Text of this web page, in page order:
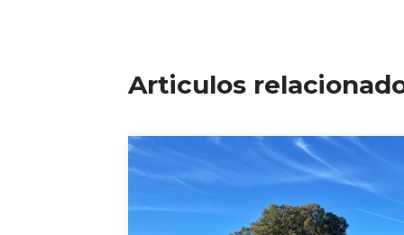
Articulos